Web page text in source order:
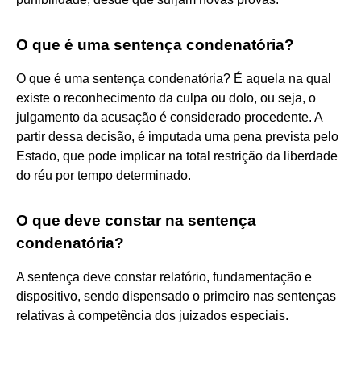
O que é uma sentença condenatória?
O que é uma sentença condenatória? É aquela na qual
existe o reconhecimento da culpa ou dolo, ou seja, o
julgamento da acusação é considerado procedente. A
partir dessa decisão, é imputada uma pena prevista pelo
Estado, que pode implicar na total restrição da liberdade
do réu por tempo determinado.
O que deve constar na sentença
condenatória?
A sentença deve constar relatório, fundamentação e
dispositivo, sendo dispensado o primeiro nas sentenças
relativas à competência dos juizados especiais.